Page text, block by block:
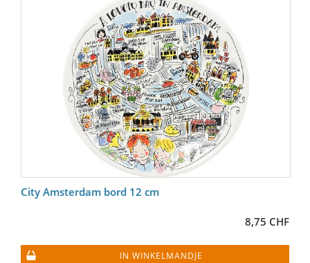
City Amsterdam bord 12 cm
8,75 CHF
IN WINKELMANDJE